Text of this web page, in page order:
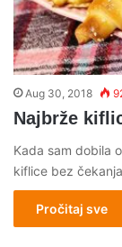
Aug 30, 2018
Najbrže
Kada sam dobila
kiflice bez
Pročitaj sve